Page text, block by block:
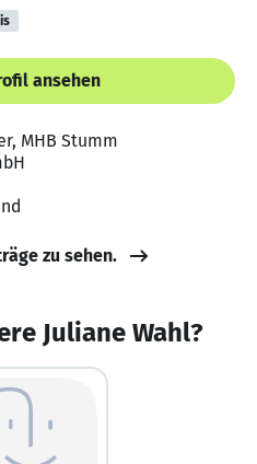
ansehen
MHB Stumm
zu sehen.
Juliane Wahl?